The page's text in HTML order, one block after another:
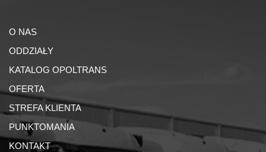
O NAS
ODDZIAŁY
KATALOG OPOLTRANS
OFERTA
STREFA KLIENTA
PUNKTOMANIA
KONTAKT